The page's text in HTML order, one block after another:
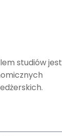
studiów jest